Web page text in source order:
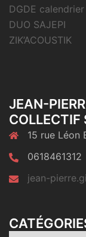
DGDE calendrier
DUO SAJEPI
ZIK’ACOUSTIK
JEAN-
COLLECTIF
15 rue Léon
0618461312
jean-